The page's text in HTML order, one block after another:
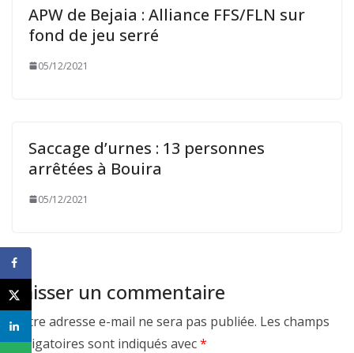
APW de Bejaia : Alliance FFS/FLN sur
fond de jeu serré
05/12/2021
Saccage d’urnes : 13 personnes
arrêtées à Bouira
05/12/2021
Laisser un commentaire
Votre adresse e-mail ne sera pas publiée. Les champs
obligatoires sont indiqués avec*